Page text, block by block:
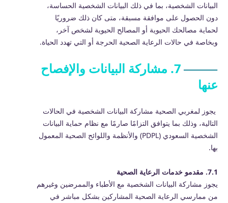
البيانات الشخصية، بما في ذلك البيانات الشخصية الحساسة،
دون الحصول على موافقة مسبقة، متى كان ذلك ضروريًا
لحماية مصالحك الحيوية أو المصالح الحيوية لشخص آخر،
وبخاصة في حالات الرعاية الصحية الحرجة أو التي تهدد الحياة.
7. مشاركة البيانات والإفصاح
عنها
يجوز لمغربي الصحية مشاركة البيانات الشخصية في الحالات
التالية، وذلك بما يتوافق التزامًا صارمًا مع نظام حماية البيانات
الشخصية السعودي (PDPL) والأنظمة واللوائح الصحية المعمول
بها.
7.1. مقدمو خدمات الرعاية الصحية
يجوز مشاركة البيانات الشخصية مع الأطباء والممرضين وغيرهم
من ممارسي الرعاية الصحية المشاركين بشكل مباشر في